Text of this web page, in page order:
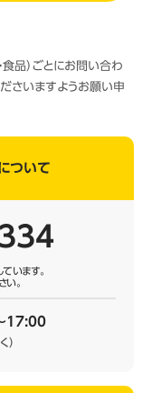
食品）ごとにお問い合わ
さいますようお願い申
ついて
います。
い。
17:00
）